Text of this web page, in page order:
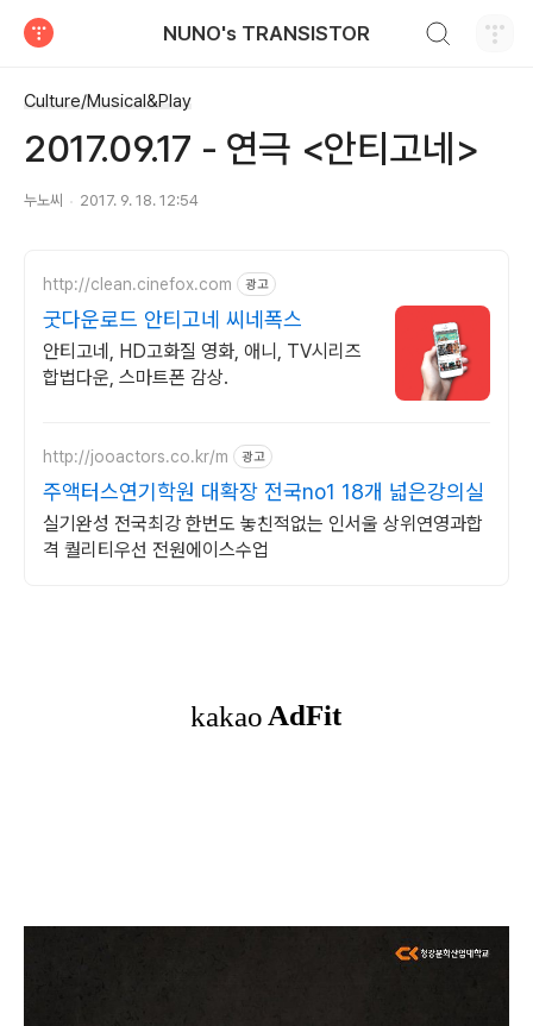
NUNO's TRANSISTOR
Culture/Musical&Play
2017.09.17 - 연극 <안티고네>
누노씨 2017. 9. 18. 12:54
http://clean.cinefox.com 광고
굿다운로드 안티고네 씨네폭스
안티고네, HD고화질 영화, 애니, TV시리즈
합법다운, 스마트폰 감상.
http://jooactors.co.kr/m 광고
주액터스연기학원 대확장 전국no1 18개 넓은강의실
실기완성 전국최강 한번도 놓친적없는 인서울 상위연영과합
격 퀄리티우선 전원에이스수업